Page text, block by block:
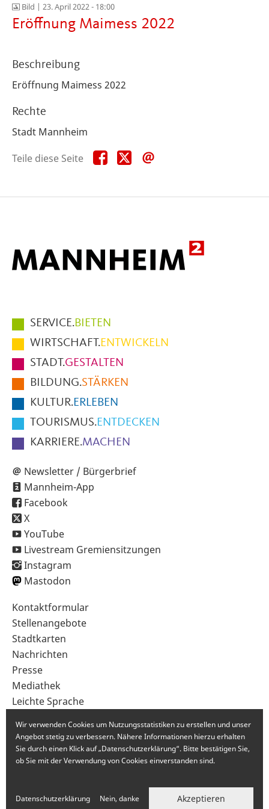
Bild | 23. April 2022 - 18:00
Eröffnung Maimess 2022
Beschreibung
Eröffnung Maimess 2022
Rechte
Stadt Mannheim
Teile diese Seite
Teile
diese
Teile
diese
Hauptmenüpunkte
im
Fußbereich
der
Seite
SERVICE.BIETEN
WIRTSCHAFT.ENTWICKELN
STADT.GESTALTEN
BILDUNG.STÄRKEN
KULTUR.ERLEBEN
TOURISMUS.ENTDECKEN
KARRIERE.MACHEN
Newsletter / Bürgerbrief
Mannheim-App
Facebook
X
YouTube
Livestream Gremiensitzungen
Instagram
Mastodon
Sekundärnavigation
im
Fußbereich
Kontaktformular
Stellenangebote
Stadtkarten
Nachrichten
Presse
Mediathek
Leichte Sprache
Wir verwenden Cookies um Nutzungsstatistiken zu erstellen und unser
Angebot stetig zu verbessern. Nähere Informationen hierzu erhalten
Sie durch einen Klick auf „Datenschutzerklärung“. Bitte bestätigen Sie,
ob Sie mit der Verwendung von Cookies einverstanden sind.
Datenschutzerklärung Nein, danke Akzeptieren